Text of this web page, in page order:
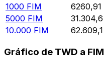
1000 FIM 6260,91
5000 FIM 31.304,6
10.000 FIM 62.609,1
Gráfico de TWD a FIM